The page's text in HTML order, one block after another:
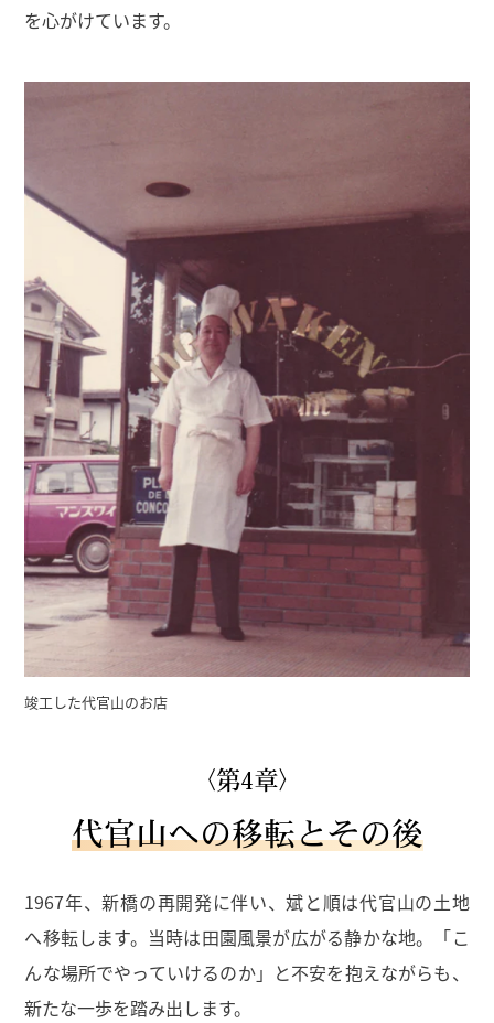
を心がけています。
〈第4章〉
代官山への移転とその後
1967年、新橋の再開発に伴い、斌と順は代官山の土地
へ移転します。当時は田園風景が広がる静かな地。「こ
んな場所でやっていけるのか」と不安を抱えながらも、
新たな一歩を踏み出します。
竣工した代官山のお店